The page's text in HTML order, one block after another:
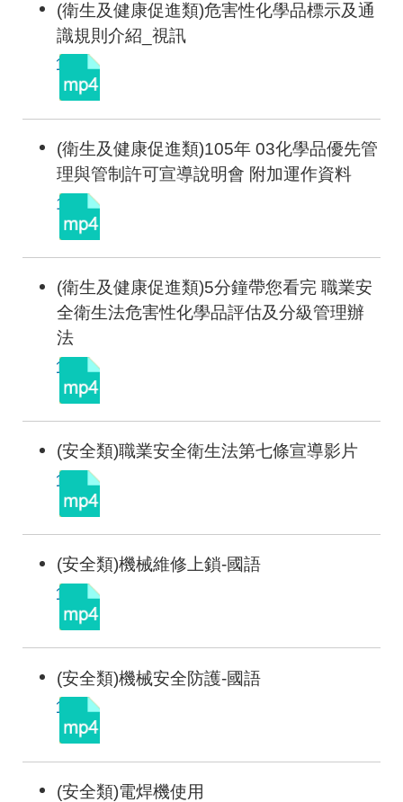
(衛生及健康促進類)危害性化學品標示及通
識規則介紹_視訊
(衛生及健康促進類)105年 03化學品優先管
理與管制許可宣導說明會 附加運作資料
(衛生及健康促進類)5分鐘帶您看完 職業安
全衛生法危害性化學品評估及分級管理辦
法
(安全類)職業安全衛生法第七條宣導影片
(安全類)機械維修上鎖-國語
(安全類)機械安全防護-國語
(安全類)電焊機使用